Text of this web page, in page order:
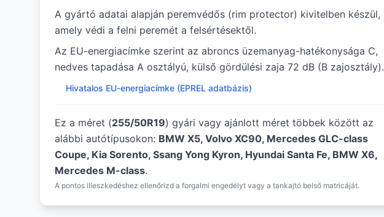
A gyártó adatai alapján peremvédős (rim protector) kivitelben készül,
amely védi a felni peremét a felsértésektől.
Az EU-energiacímke szerint az abroncs üzemanyag-hatékonysága C,
nedves tapadása A osztályú, külső gördülési zaja 72 dB (B zajosztály).
Hivatalos EU-energiacímke (EPREL adatbázis)
Ez a méret (255/50R19) gyári vagy ajánlott méret többek között az
alábbi autótípusokon: BMW X5, Volvo XC90, Mercedes GLC-class
Coupe, Kia Sorento, Ssang Yong Kyron, Hyundai Santa Fe, BMW X6,
Mercedes M-class.
A pontos illeszkedéshez ellenőrizd a forgalmi engedélyt vagy a tankajtó belső matricáját.